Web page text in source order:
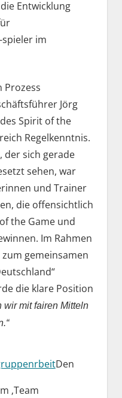
Entwicklung
im
Prozess
Jörg
Spirit of the
Regelkenntnis.
der sich gerade
sehen, war
und Trainer
die offensichtlich
the Game und
Im Rahmen
gemeinsamen
die klare Position
wir mit fairen Mitteln
Den
‚Team